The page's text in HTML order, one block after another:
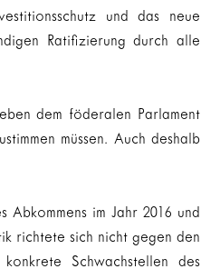
und das neue
Ratifizierung durch alle
dem föderalen Parlament
müssen. Auch deshalb
im Jahr 2016 und
richtete sich nicht gegen den
Schwachstellen des